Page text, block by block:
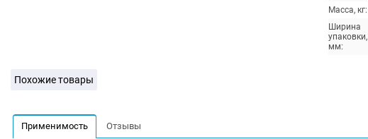
Масса, кг:
Ширина
упаковки,
мм:
Похожие товары
Применимость Отзывы